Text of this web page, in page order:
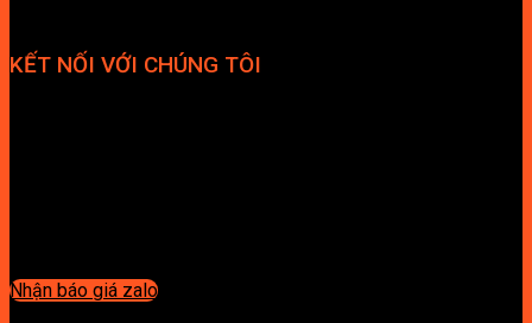
KẾT NỐI VỚI CHÚNG TÔI
Nhận báo giá zalo